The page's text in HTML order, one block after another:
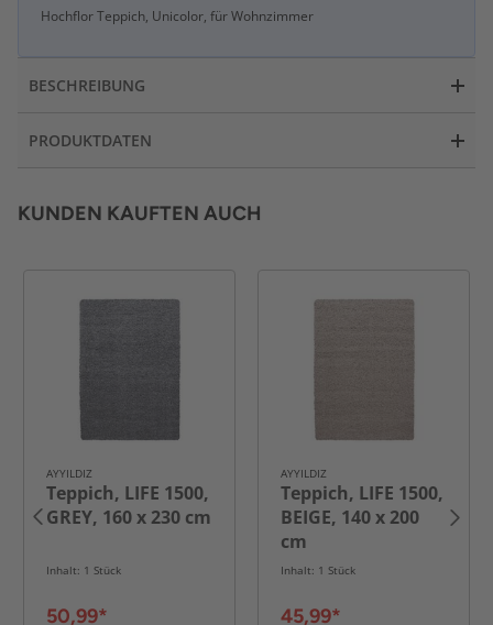
Hochflor Teppich, Unicolor, für Wohnzimmer
BESCHREIBUNG
PRODUKTDATEN
KUNDEN KAUFTEN AUCH
AYYILDIZ
Teppich, LIFE 1500,
GREY, 160 x 230 cm
Inhalt: 1 Stück
50,99*
AYYILDIZ
Teppich, LIFE 1500,
BEIGE, 140 x 200
cm
Inhalt: 1 Stück
45,99*